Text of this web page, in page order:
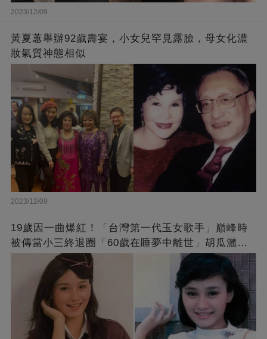
2023/12/09
黃夏蕙舉辦92歲壽宴，小女兒罕見露臉，母女化濃
妝氣質神態相似
2023/12/09
19歲因一曲爆紅！「台灣第一代玉女歌手」巔峰時
被傳當小三終退圈「60歲在睡夢中離世」胡瓜灑淚